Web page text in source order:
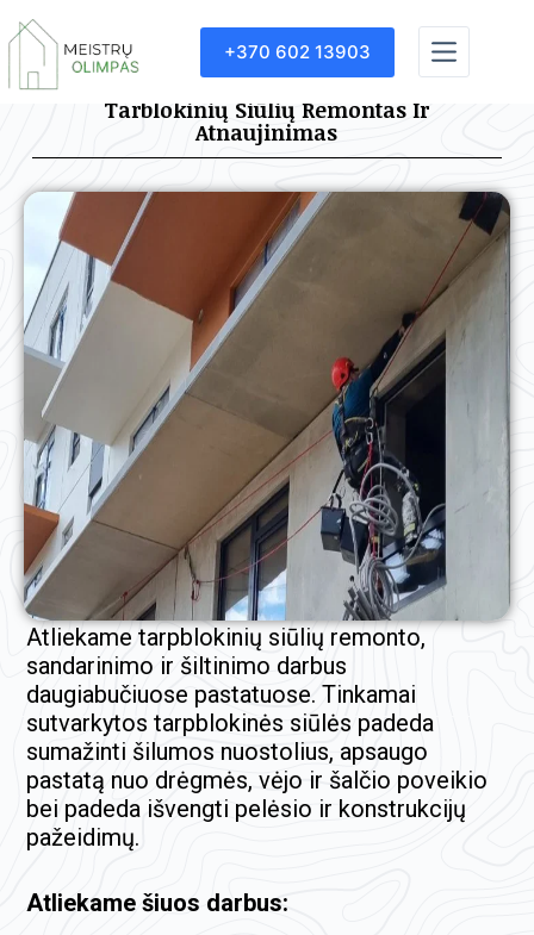
+370 602 13903
Tarblokinių Siūlių Remontas Ir
Atnaujinimas
Atliekame tarpblokinių siūlių remonto,
sandarinimo ir šiltinimo darbus
daugiabučiuose pastatuose. Tinkamai
sutvarkytos tarpblokinės siūlės padeda
sumažinti šilumos nuostolius, apsaugo
pastatą nuo drėgmės, vėjo ir šalčio poveikio
bei padeda išvengti pelėsio ir konstrukcijų
pažeidimų.
Atliekame šiuos darbus: